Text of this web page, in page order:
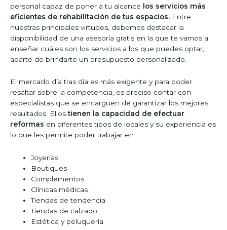
personal capaz de poner a tu alcance los servicios más
eficientes de rehabilitación de tus espacios. Entre
nuestras principales virtudes, debemos destacar la
disponibilidad de una asesoría gratis en la que te vamos a
enseñar cuáles son los servicios a los que puedes optar,
aparte de brindarte un presupuesto personalizado.
El mercado día tras día es más exigente y para poder
resaltar sobre la competencia, es preciso contar con
especialistas que se encarguen de garantizar los mejores
resultados. Ellostienen la capacidad de efectuar
reformas en diferentes tipos de locales y su experiencia es
lo que les permite poder trabajar en:
Joyerías
Boutiques
Complementos
Clínicas médicas
Tiendas de tendencia
Tiendas de calzado
Estética y peluquería